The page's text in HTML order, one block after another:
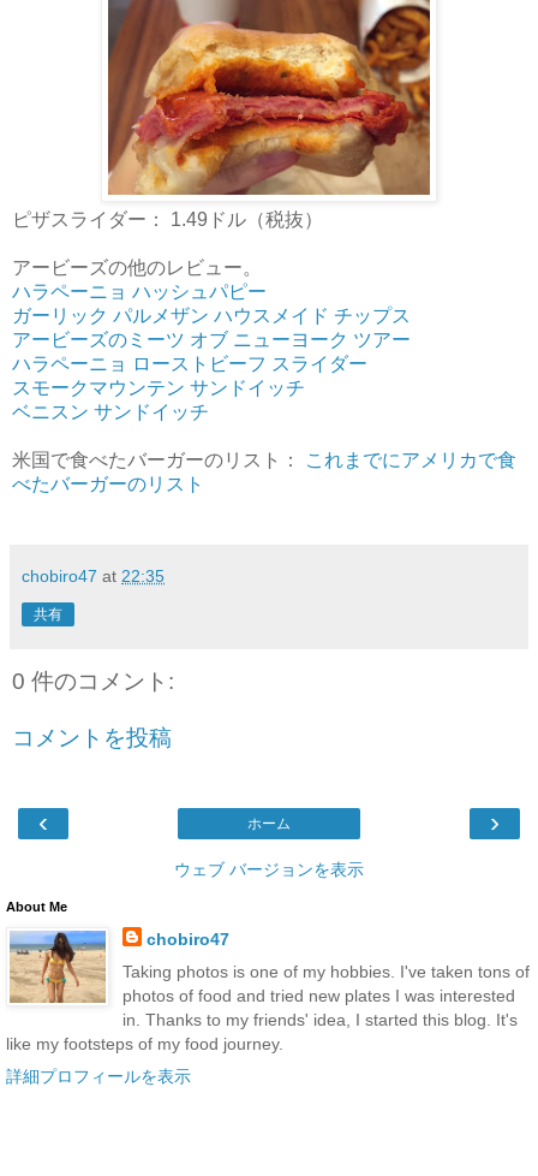
ピザスライダー： 1.49ドル（税抜）
アービーズの他のレビュー。
ハラペーニョ ハッシュパピー
ガーリック パルメザン ハウスメイド チップス
アービーズのミーツ オブ ニューヨーク ツアー
ハラペーニョ ローストビーフ スライダー
スモークマウンテン サンドイッチ
ベニスン サンドイッチ
米国で食べたバーガーのリスト：
これまでにアメリカで食
べたバーガーのリスト
chobiro47 at 22:35
共有
0 件のコメント:
コメントを投稿
‹ ›
ホーム
ウェブ バージョンを表示
About Me
chobiro47
Taking photos is one of my hobbies. I've taken tons of
photos of food and tried new plates I was interested
in. Thanks to my friends' idea, I started this blog. It's
like my footsteps of my food journey.
詳細プロフィールを表示